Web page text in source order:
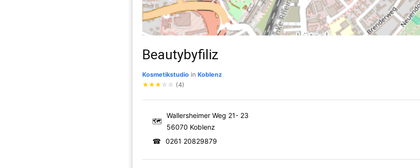
Beautybyfiliz
Kosmetikstudio in Koblenz
★★★ ☆ ☆ (4)
🗺
Wallersheimer Weg 21- 23
56070 Koblenz
☎ 0261 20829879